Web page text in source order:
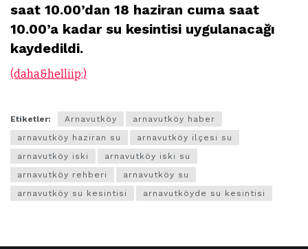
saat 10.00’dan 18 haziran cuma saat
10.00’a kadar su kesintisi uygulanacağı
kaydedildi.
(daha&helliip;)
Etiketler: Arnavutköy
arnavutköy haber
arnavutköy haziran su
arnavutköy ilçesi su
arnavutköy iski
arnavutköy iski su
arnavutköy rehberi
arnavutköy su
arnavutköy su kesintisi
arnavutköyde su kesintisi